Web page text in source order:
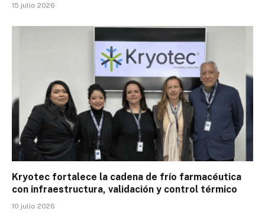
15 julio 2026
Kryotec fortalece la cadena de frío farmacéutica
con infraestructura, validación y control térmico
10 julio 2026